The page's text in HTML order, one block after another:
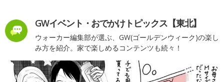
GWイベント・おでかけトピックス【東北】
ウォーカー編集部が選ぶ、GW(ゴールデンウィーク)の楽し
み方を紹介。家で楽しめるコンテンツも続々！